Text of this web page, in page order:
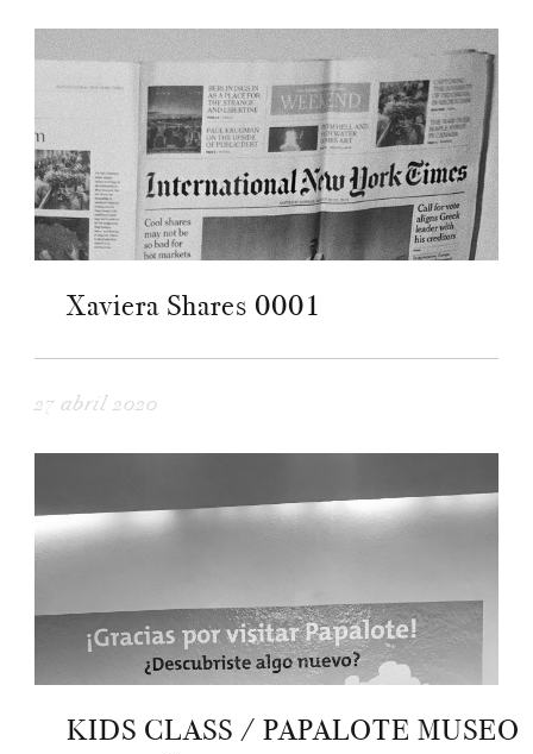
Xaviera Shares 0001
27 abril 2020
KIDS CLASS / PAPALOTE MUSEO